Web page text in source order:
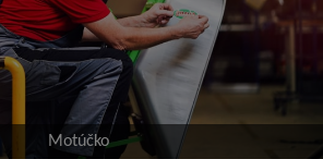
Motúčko